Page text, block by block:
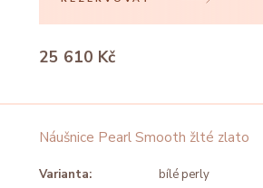
25 610 Kč
Náušnice Pearl Smooth žlté zlato
Varianta: bílé perly